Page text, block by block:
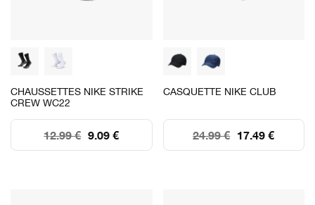
CHAUSSETTES NIKE STRIKE
CREW WC22
9.09 €
12.99 €
CASQUETTE NIKE CLUB
17.49 €
24.99 €